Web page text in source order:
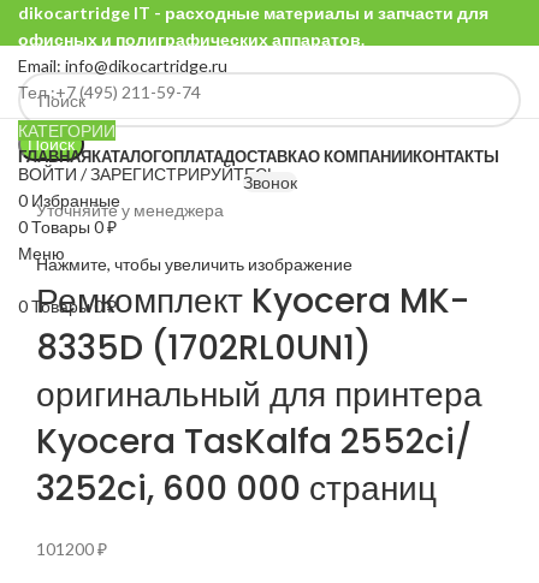
dikocartridge IT - расходные материалы и запчасти для
офисных и полиграфических аппаратов.
Email: info@dikocartridge.ru
Тел.:+7 (495) 211-59-74
Поиск
ВОЙТИ / ЗАРЕГИСТРИРУЙТЕСЬ
0 Избранные
0Товары 0₽
Меню
0Товары0₽
КАТЕГОРИИ
ГЛАВНАЯКАТАЛОГОПЛАТАДОСТАВКАО КОМПАНИИКОНТАКТЫ
Звонок
Уточняйте у менеджера
Нажмите, чтобы увеличить изображение
Ремкомплект Kyocera MK-
8335D (1702RL0UN1)
оригинальный для принтера
Kyocera TasKalfa 2552ci/
3252ci, 600 000 страниц
101200₽